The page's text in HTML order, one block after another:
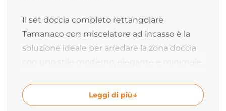
Il set doccia completo rettangolare
Tamanaco con miscelatore ad incasso è la
soluzione ideale per arredare la zona doccia
finitura Nero Opaco e ai materiali di qualità,
questo set doccia valorizza ambienti bagno
Leggi di più